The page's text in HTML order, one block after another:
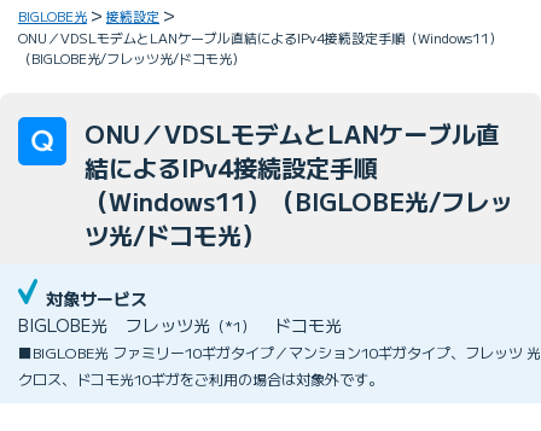
BIGLOBE光
接続設定
ONU／VDSLモデムとLANケーブル直結によるIPv4接続設定手順（Windows11）
（BIGLOBE光/フレッツ光/ドコモ光）
ONU／VDSLモデムとLANケーブル直
結によるIPv4接続設定手順
（Windows11）（BIGLOBE光/フレッ
ツ光/ドコモ光）
対象サービス
BIGLOBE光
フレッツ光 （*1） ドコモ光
■BIGLOBE光 ファミリー10ギガタイプ／マンション10ギガタイプ、フレッツ 光
クロス、ドコモ光10ギガをご利用の場合は対象外です。